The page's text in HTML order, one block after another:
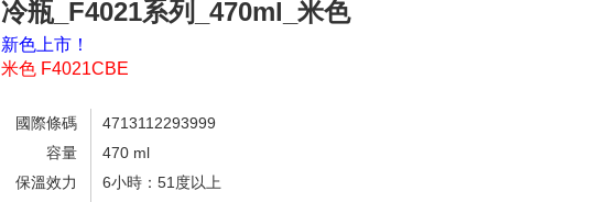
冷瓶_F4021系列_470ml_米色
新色上市！
米色 F4021CBE
國際條碼
4713112293999
容量
470 ml
保溫效力
6小時：51度以上